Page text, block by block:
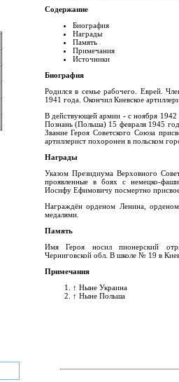
Содержание
Биография
Награды
Память
Примечания
Источники
Биография
Родился в семье рабочего. Еврей.
1941 года. Окончил Киевское
В действующей армии - с ноября 1942
Познань (Польша) 15 февраля 1945
Звание Героя Советского Союза
артиллерист похоронен в польском
Награды
Указом Президиума Верховного
проявленные в боях с немецко-
Иосифу Ефимовичу посмертно
Награждён орденом Ленина,
медалями.
Память
Имя Героя носил пионерский
Черниговской обл. В школе № 19 в
Примечания
↑ Ныне Украина
↑ Ныне Польша